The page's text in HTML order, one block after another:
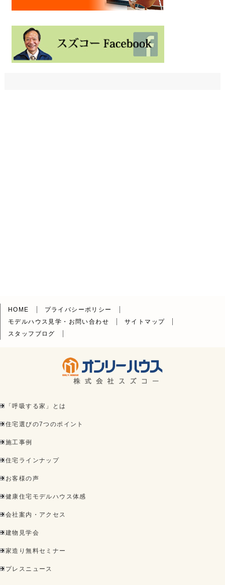
HOME
プライバシーポリシー
モデルハウス見学・お問い合わせ
サイトマップ
スタッフブログ
「呼吸する家」とは
住宅選びの7つのポイント
施工事例
住宅ラインナップ
お客様の声
健康住宅モデルハウス体感
会社案内・アクセス
建物見学会
家造り無料セミナー
プレスニュース